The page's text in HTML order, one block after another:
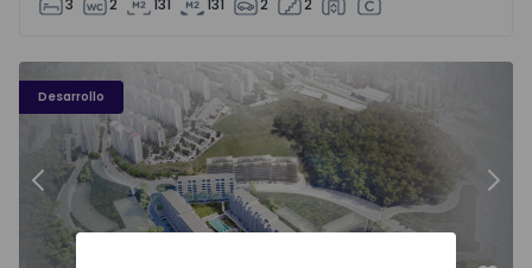
3 2 131 131 2 2
Desarrollo
Élou - 10
Anterior